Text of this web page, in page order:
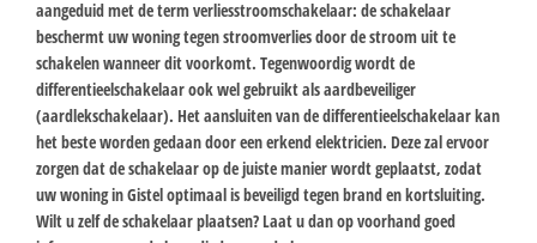
aangeduid met de term verliesstroomschakelaar: de schakelaar
beschermt uw woning tegen stroomverlies door de stroom uit te
schakelen wanneer dit voorkomt. Tegenwoordig wordt de
differentieelschakelaar ook wel gebruikt als aardbeveiliger
(aardlekschakelaar). Het aansluiten van de differentieelschakelaar kan
het beste worden gedaan door een erkend elektricien. Deze zal ervoor
zorgen dat de schakelaar op de juiste manier wordt geplaatst, zodat
uw woning in Gistel optimaal is beveiligd tegen brand en kortsluiting.
Wilt u zelf de schakelaar plaatsen? Laat u dan op voorhand goed